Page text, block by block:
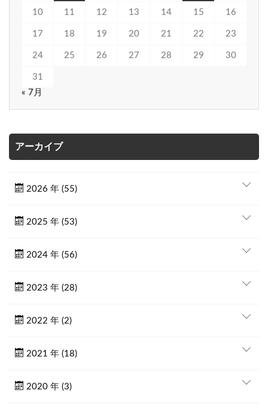
10 11 12 13 14 15 16
17 18 19 20 21 22 23
24 25 26 27 28 29 30
31
« 7月
アーカイブ
2026 年 (55)
2025 年 (53)
2024 年 (56)
2023 年 (28)
2022 年 (2)
2021 年 (18)
2020 年 (3)